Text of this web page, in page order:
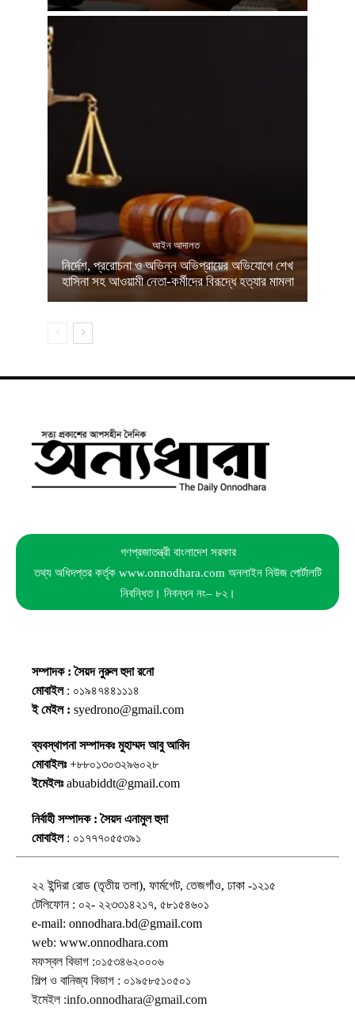
আইন আদালত
নির্দেশ, প্ররোচনা ও অভিন্ন অভিপ্রায়ের অভিযোগে শেখ
হাসিনা সহ আওয়ামী নেতা-কর্মীদের বিরূদ্ধে হত্যার মামলা
গণপ্রজাতন্ত্রী বাংলাদেশ সরকার
তথ্য অধিদপ্তর কর্তৃক www.onnodhara.com অনলাইন নিউজ পোর্টালটি
নিবন্ধিত। নিবন্ধন নং– ৮২।
সম্পাদক : সৈয়দ নুরুল হুদা রনো
মোবাইল: ০১৯৪৭৪৪১১১৪
ই মেইল : syedrono@gmail.com
ব্যবস্থাপনা সম্পাদকঃ মুহাম্মদ আবু আবিদ
মোবাইলঃ+৮৮০১৩০৩২৯৬০২৮
ইমেইলঃabuabiddt@gmail.com
নির্বাহী সম্পাদক : সৈয়দ এনামুল হুদা
মোবাইল: ০১৭৭৭০৫৫৩৯১
২২ ইন্দিরা রোড (তৃতীয় তলা), ফার্মগেট, তেজগাঁও, ঢাকা -১২১৫
টেলিফোন : ০২- ২২৩৩১৪২১৭, ৫৮১৫৪৬০১
e-mail: onnodhara.bd@gmail.com
web: www.onnodhara.com
মফস্বল বিভাগ :০১৫৩৪৬২০০০৬
শিল্প ও বানিজ্য বিভাগ : ০১৯৫৮৫১০৫০১
ইমেইল :info.onnodhara@gmail.com